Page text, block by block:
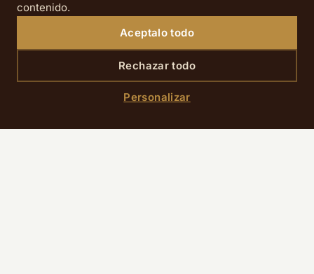
contenido.
Aceptalo todo
Rechazar todo
Personalizar